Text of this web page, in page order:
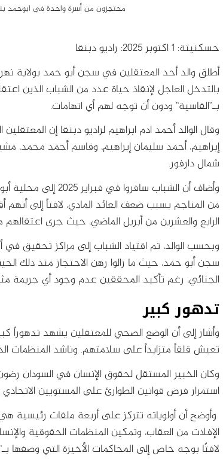
محتجزون من أسرة واحدة في ابوحمد بنهر النيل للشهر
حسكنيتة: 1 اكتوبر 2025: راديو دبنقا
أطلق والد أحد المعتقلين في سجن أبو حمد بولاية نهر
بالتدخل العاجل لإنقاذ حياة عدد من الشباب الذين
بـ”القاسية” ودون أن توجه لهم أي اتهامات.
وقال الوالد أحمد ادم ابراهيم لراديو دبنقا إن
إبراهيم، أحمد سليمان إبراهيم، وقاسم أحمد محمد،
شمال دارفور.
وأضاف أن الشباب
من المناجم بسبب ضعف العائد المادي، لافتاً إلى
الرابع والعشرين من أبريل الماضي، حيث جرى
وبحسب الوالد، تم اقتياد الشباب إلى مراكز تحقيق
سجن أبو حمد، حيث ما زالوا رهن الاحتجاز منذ ذلك
الجنائي، رغم تأكيد المحققين عدم وجود أي جريمة
تدهور كبير
وأشار إلى أن الوضع الصحي للمعتقلين يشهد تدهوراً
تعيش قلقاً متزايداً على سلامتهم. وناشد المنظمات
وكان الخبير المستقل لحقوق الإنسان في السودان
استمرار فرض قوانين الطوارئ على المستويين الاتحادي
وأوضح أن أولوياته تتركز على أربعة ملفات رئيسية
الإفلات من العقاب، وتمكين المنظمات الحقوقية
لافتًا بوجه خاص إلى المحاكمات الأخيرة التي وصفها